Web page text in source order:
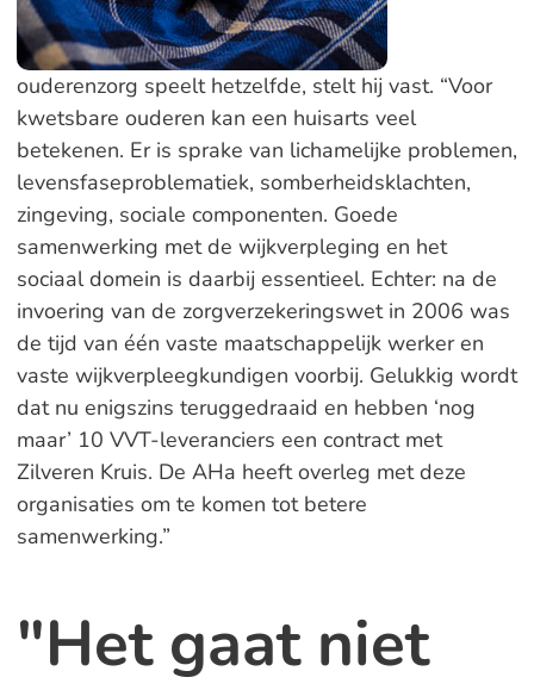
ouderenzorg speelt hetzelfde, stelt hij vast. “Voor
kwetsbare ouderen kan een huisarts veel
betekenen. Er is sprake van lichamelijke problemen,
levensfaseproblematiek, somberheidsklachten,
zingeving, sociale componenten. Goede
samenwerking met de wijkverpleging en het
sociaal domein is daarbij essentieel. Echter: na de
invoering van de zorgverzekeringswet in 2006 was
de tijd van één vaste maatschappelijk werker en
vaste wijkverpleegkundigen voorbij. Gelukkig wordt
dat nu enigszins teruggedraaid en hebben ‘nog
maar’ 10 VVT-leveranciers een contract met
Zilveren Kruis. De AHa heeft overleg met deze
organisaties om te komen tot betere
samenwerking.”
"Het gaat niet